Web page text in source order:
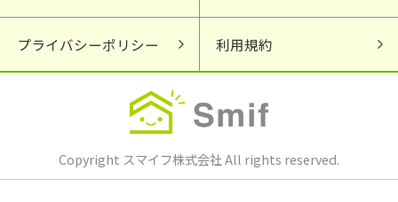
プライバシーポリシー 利用規約
Copyright スマイフ株式会社 All rights reserved.